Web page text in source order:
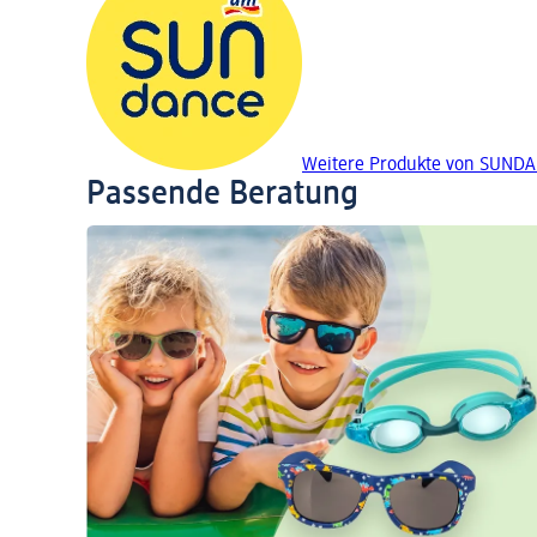
Weitere Produkte von
Passende Beratung